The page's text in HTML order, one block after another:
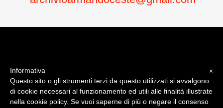
© 2015-2018 Archivio Armando Ceste - applicazione web e design
Showbyte srl
×
Informativa
Questo sito o gli strumenti terzi da questo utilizzati si avvalgono
di cookie necessari al funzionamento ed utili alle finalità illustrate
nella cookie policy. Se vuoi saperne di più o negare il consenso